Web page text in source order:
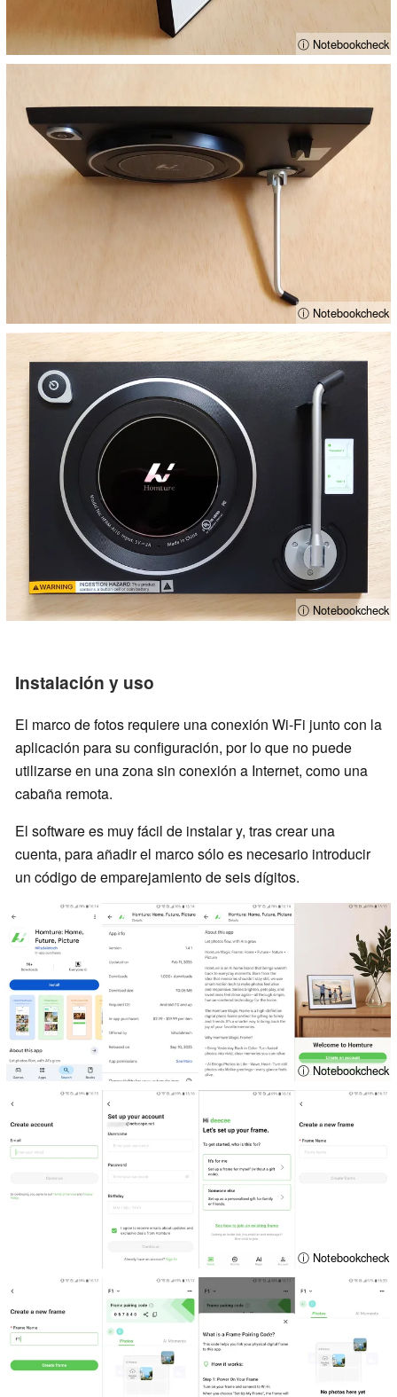
ⓘ Notebookcheck
ⓘ Notebookcheck
ⓘ Notebookcheck
Instalación y uso
El marco de fotos requiere una conexión Wi-Fi junto con la
aplicación para su configuración, por lo que no puede
utilizarse en una zona sin conexión a Internet, como una
cabaña remota.
El software es muy fácil de instalar y, tras crear una
cuenta, para añadir el marco sólo es necesario introducir
un código de emparejamiento de seis dígitos.
ⓘ Notebookcheck
ⓘ Notebookcheck